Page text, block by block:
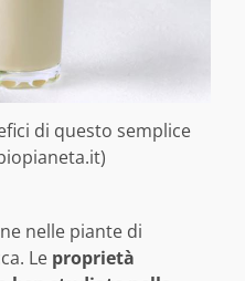
di questo semplice
nelle piante di
Le proprietà